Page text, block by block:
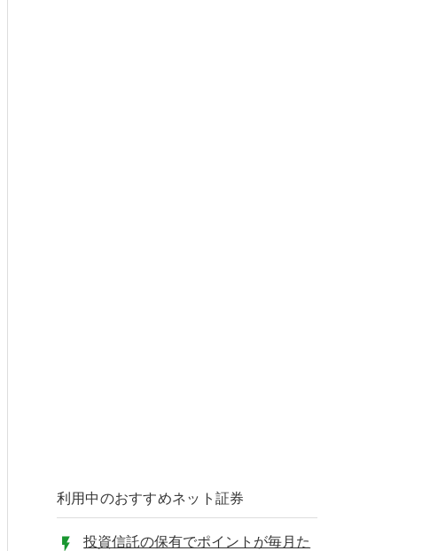
利用中のおすすめネット証券
投資信託の保有でポイントが毎月た